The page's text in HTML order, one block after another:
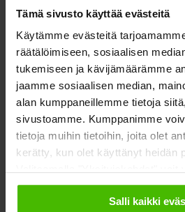
Tämä sivusto käyttää evästeitä
Käytämme evästeitä
räätälöimiseen, sosiaalisen
tukemiseen ja kävijämäärämme
jaamme sosiaalisen median,
alan kumppaneillemme tietoja
sivustoamme. Kumppanimme
tietoja muihin tietoihin, joita olet
kerätty, kun olet käyttänyt heidän
evästeisiin.
Salli kaikki
tilojen luovuttamista järjestöjen
sopimista.
Esitän/Esitämme, että vuoden 2022
hyvinvointialueella
toimintaperiaatteet järjestöjen